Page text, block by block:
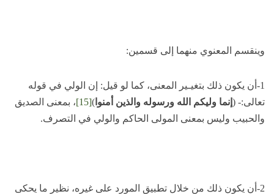
وينقسم المعنوي منهما إلى قسمين:
1-أن يكون ذلك بتغيـير المعنى، كما لو قيل: إن الولي في قوله
تعالى:- ( إنما وليكم الله ورسوله والذين أمنوا )
[15]
، بمعنى الصديق
والحبيب وليس بمعنى المولى الحاكم والولي في التصرف.
2-أن يكون ذلك من خلال تطبيق المورد على غيره، نظير ما يحكى